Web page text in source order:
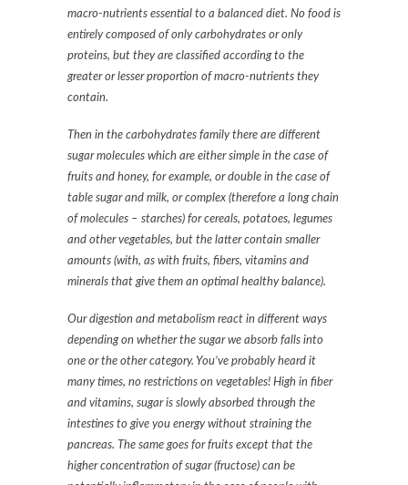
macro-nutrients essential to a balanced diet. No food is
entirely composed of only carbohydrates or only
proteins, but they are classified according to the
greater or lesser proportion of macro-nutrients they
contain.
Then in the carbohydrates family there are different
sugar molecules which are either simple in the case of
fruits and honey, for example, or double in the case of
table sugar and milk, or complex (therefore a long chain
of molecules – starches) for cereals, potatoes, legumes
and other vegetables, but the latter contain smaller
amounts (with, as with fruits, fibers, vitamins and
minerals that give them an optimal healthy balance).
Our digestion and metabolism react in different ways
depending on whether the sugar we absorb falls into
one or the other category. You’ve probably heard it
many times, no restrictions on vegetables! High in fiber
and vitamins, sugar is slowly absorbed through the
intestines to give you energy without straining the
pancreas. The same goes for fruits except that the
higher concentration of sugar (fructose) can be